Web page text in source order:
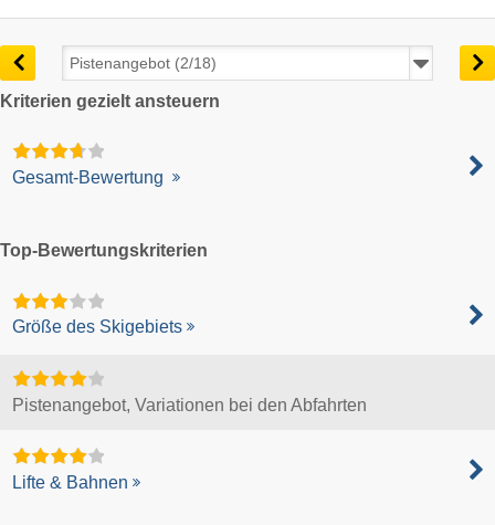
Kriterien gezielt ansteuern
Gesamt-Bewertung
Top-Bewertungskriterien
Größe des Skigebiets
Pistenangebot, Variationen bei den Abfahrten
Lifte & Bahnen